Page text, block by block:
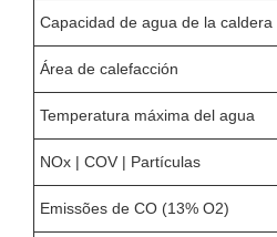
Capacidad de agua de la caldera
Área de calefacción
Temperatura máxima del agua
NOx | COV | Partículas
Emissões de CO (13% O2)